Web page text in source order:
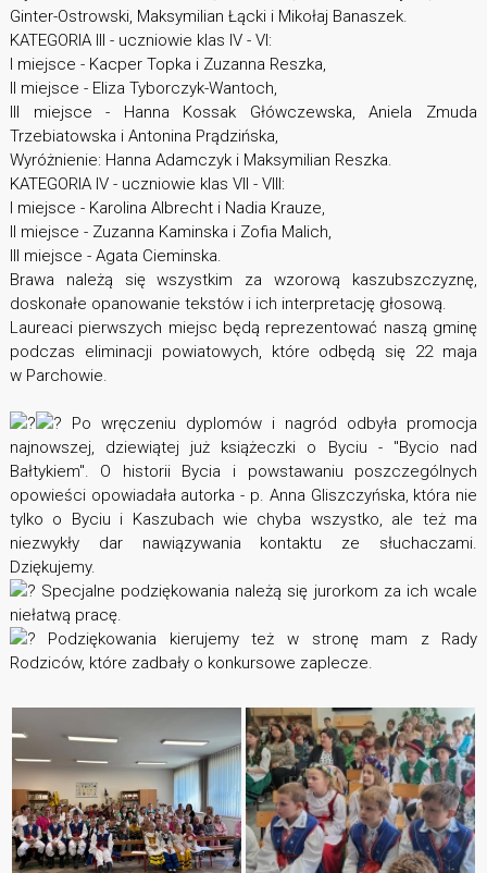
Ginter-Ostrowski, Maksymilian Łącki i Mikołaj Banaszek.
KATEGORIA III - uczniowie klas IV - VI:
I miejsce - Kacper Topka i Zuzanna Reszka,
II miejsce - Eliza Tyborczyk-Wantoch,
III miejsce - Hanna Kossak Główczewska, Aniela Zmuda
Trzebiatowska i Antonina Prądzińska,
Wyróżnienie: Hanna Adamczyk i Maksymilian Reszka.
KATEGORIA IV - uczniowie klas VII - VIII:
I miejsce - Karolina Albrecht i Nadia Krauze,
II miejsce - Zuzanna Kaminska i Zofia Malich,
III miejsce - Agata Cieminska.
Brawa należą się wszystkim za wzorową kaszubszczyznę,
doskonałe opanowanie tekstów i ich interpretację głosową.
Laureaci pierwszych miejsc będą reprezentować naszą gminę
podczas eliminacji powiatowych, które odbędą się 22 maja
w Parchowie.
Po wręczeniu dyplomów i nagród odbyła promocja
najnowszej, dziewiątej już książeczki o Byciu - "Bycio nad
Bałtykiem". O historii Bycia i powstawaniu poszczególnych
opowieści opowiadała autorka - p. Anna Gliszczyńska, która nie
tylko o Byciu i Kaszubach wie chyba wszystko, ale też ma
niezwykły dar nawiązywania kontaktu ze słuchaczami.
Dziękujemy.
Specjalne podziękowania należą się jurorkom za ich wcale
niełatwą pracę.
Podziękowania kierujemy też w stronę mam z Rady
Rodziców, które zadbały o konkursowe zaplecze.